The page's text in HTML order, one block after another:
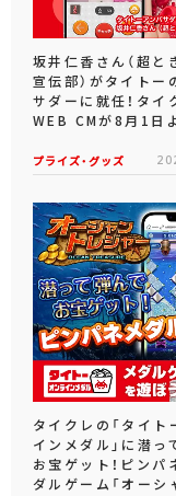
坂井仁香さん（超
宣伝部）がタイトー
サダーに就任！タイ
WEB CMが8月1日
プライズ・グッズ
タイクレの「タイト
インメダル」に潜っ
お宝ゲット！ピンパ
ダルゲーム「オーシ